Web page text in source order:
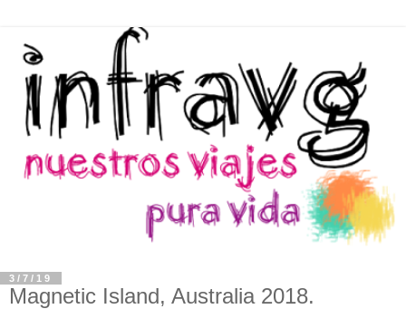
3/7/19
Magnetic Island, Australia 2018.